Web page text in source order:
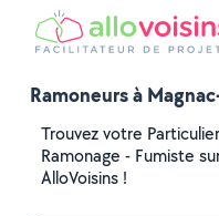
Ramoneurs à
Trouvez votre
Ramonage - Fumiste
AlloVoisins !